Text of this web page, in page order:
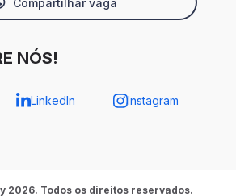
NÓS!
LinkedIn Instagram
2026. Todos os direitos reservados.